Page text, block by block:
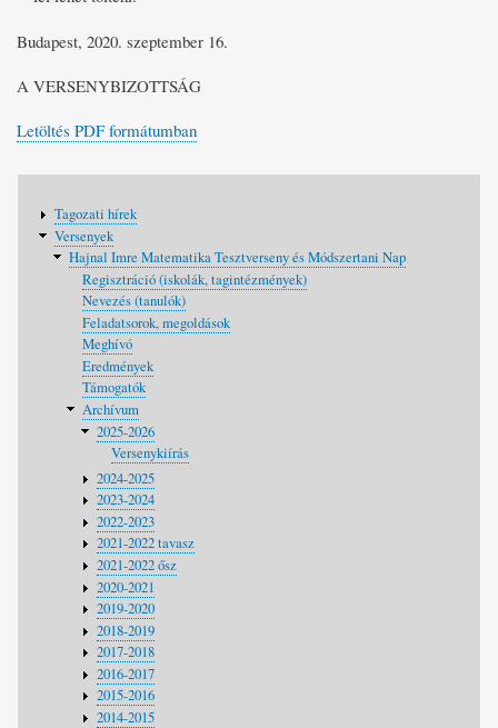
Budapest, 2020. szeptember 16.
A VERSENYBIZOTTSÁG
Letöltés PDF formátumban
navigáció
Tagozati hírek
Versenyek
Hajnal Imre Matematika Tesztverseny és Módszertani Nap
Regisztráció (iskolák, tagintézmények)
Nevezés (tanulók)
Feladatsorok, megoldások
Meghívó
Eredmények
Támogatók
Archívum
2025-2026
Versenykiírás
2024-2025
2023-2024
2022-2023
2021-2022 tavasz
2021-2022 ősz
2020-2021
2019-2020
2018-2019
2017-2018
2016-2017
2015-2016
2014-2015